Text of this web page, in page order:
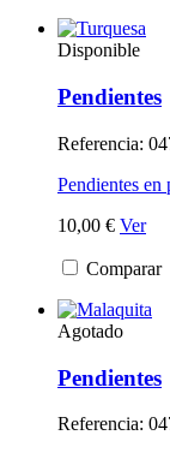
Disponible
Pendientes
Referencia:
Pendientes
10,00 € Ver
Comparar
Agotado
Pendientes
Referencia: